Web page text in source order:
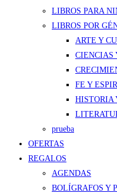
LIBROS PARA
LIBROS POR
ARTE Y
CIENCIAS
FE Y
HISTORIA
prueba
OFERTAS
REGALOS
AGENDAS
BOLÍGRAFOS Y